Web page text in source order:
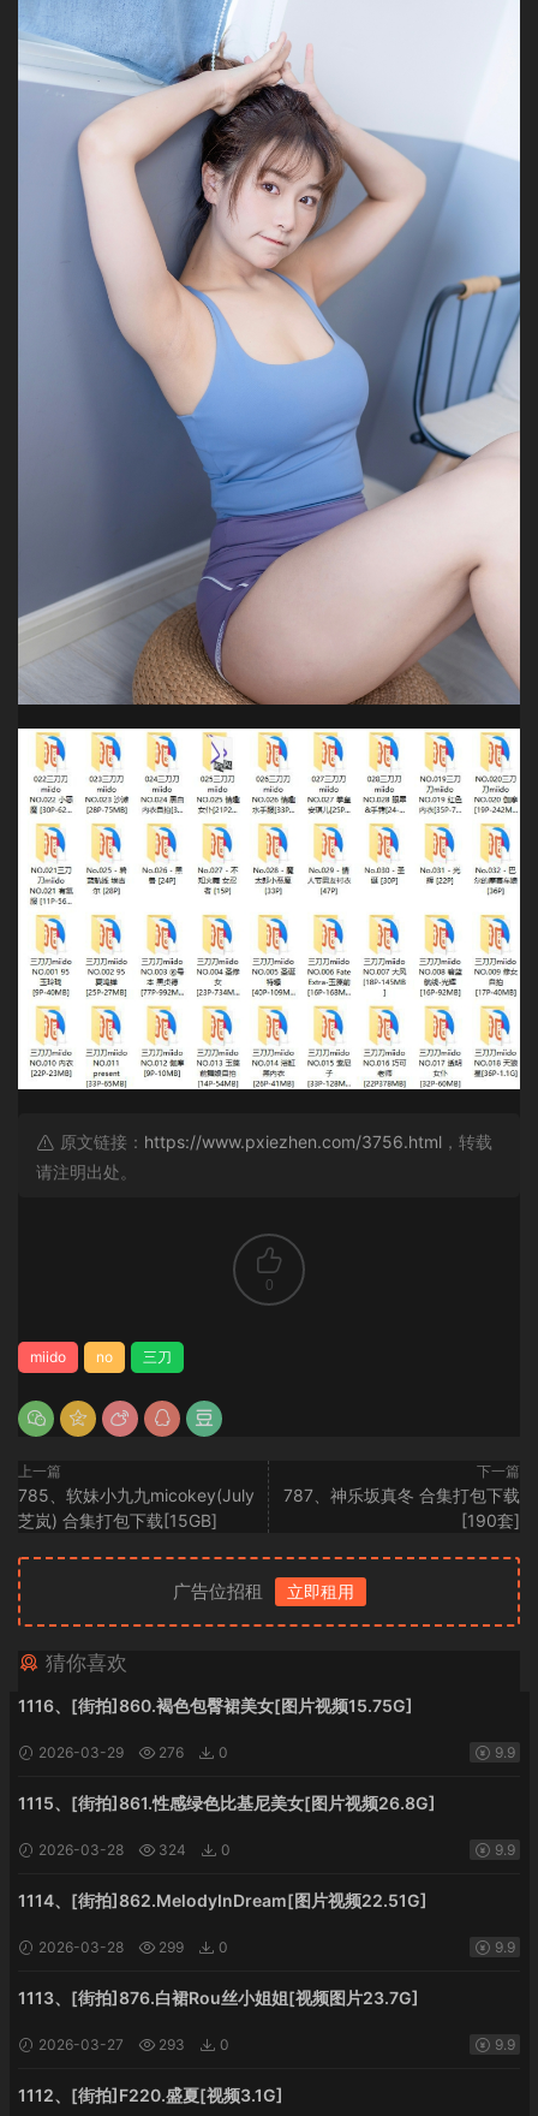
原文链接： https://www.pxiezhen.com/3756.html ，转载
请注明出处。
0
miido no 三刀
上一篇
785、软妹小九九micokey(July
芝岚) 合集打包下载[15GB]
下一篇
787、神乐坂真冬 合集打包下载
[190套]
广告位招租 立即租用
猜你喜欢
1116、[街拍]860.褐色包臀裙美女[图片视频15.75G]
2026-03-29 276 0 9.9
1115、[街拍]861.性感绿色比基尼美女[图片视频26.8G]
2026-03-28 324 0 9.9
1114、[街拍]862.MelodyInDream[图片视频22.51G]
2026-03-28 299 0 9.9
1113、[街拍]876.白裙Rou丝小姐姐[视频图片23.7G]
2026-03-27 293 0 9.9
1112、[街拍]F220.盛夏[视频3.1G]